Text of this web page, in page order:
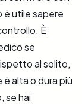
è utile sapere
È
se
al solito,
alta o dura più
se hai